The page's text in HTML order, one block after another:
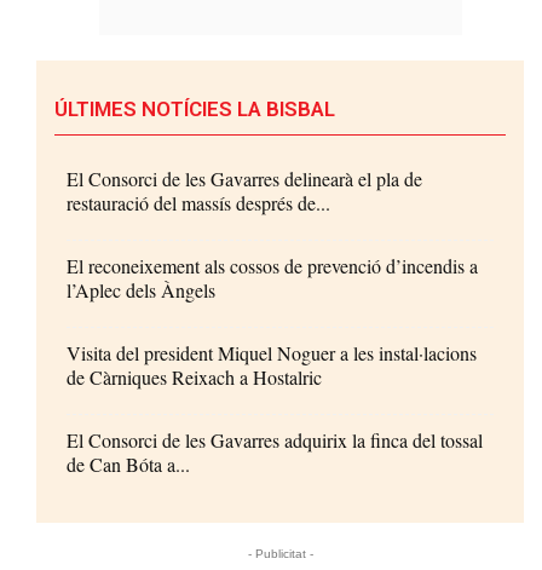
ÚLTIMES NOTÍCIES LA BISBAL
El Consorci de les Gavarres delinearà el pla de
restauració del massís després de...
El reconeixement als cossos de prevenció d’incendis a
l’Aplec dels Àngels
Visita del president Miquel Noguer a les instal·lacions
de Càrniques Reixach a Hostalric
El Consorci de les Gavarres adquirix la finca del tossal
de Can Bóta a...
- Publicitat -